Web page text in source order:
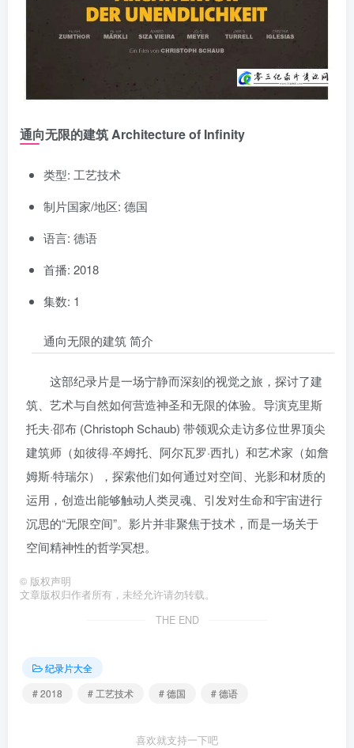
通向无限的建筑 Architecture of Infinity
类型: 工艺技术
制片国家/地区: 德国
语言: 德语
首播: 2018
集数: 1
通向无限的建筑 简介
这部纪录片是一场宁静而深刻的视觉之旅，探讨了建
筑、艺术与自然如何营造神圣和无限的体验。导演克里斯
托夫·邵布 (Christoph Schaub) 带领观众走访多位世界顶尖
建筑师（如彼得·卒姆托、阿尔瓦罗·西扎）和艺术家（如詹
姆斯·特瑞尔），探索他们如何通过对空间、光影和材质的
运用，创造出能够触动人类灵魂、引发对生命和宇宙进行
沉思的“无限空间”。影片并非聚焦于技术，而是一场关于
空间精神性的哲学冥想。
© 版权声明
文章版权归作者所有，未经允许请勿转载。
THE END
纪录片大全
# 2018
# 工艺技术 # 德国 # 德语
喜欢就支持一下吧